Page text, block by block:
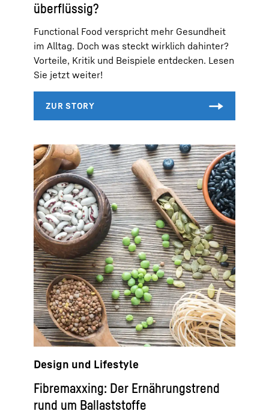
überflüssig?
Functional Food verspricht mehr Gesundheit
im Alltag. Doch was steckt wirklich dahinter?
Vorteile, Kritik und Beispiele entdecken. Lesen
Sie jetzt weiter!
Design und Lifestyle
Fibremaxxing: Der Ernährungstrend
rund um Ballaststoffe